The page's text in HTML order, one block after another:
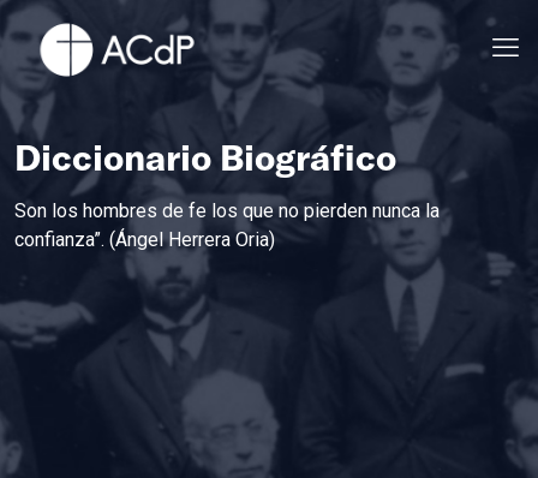
Diccionario Biográfico
Son los hombres de fe los que no pierden nunca la
confianza”. (Ángel Herrera Oria)